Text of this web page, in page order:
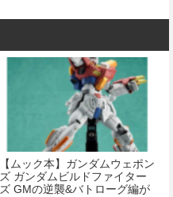
【ムック本】ガンダムウェポン
ズ ガンダムビルドファイター
ズ GMの逆襲&バトローグ編が